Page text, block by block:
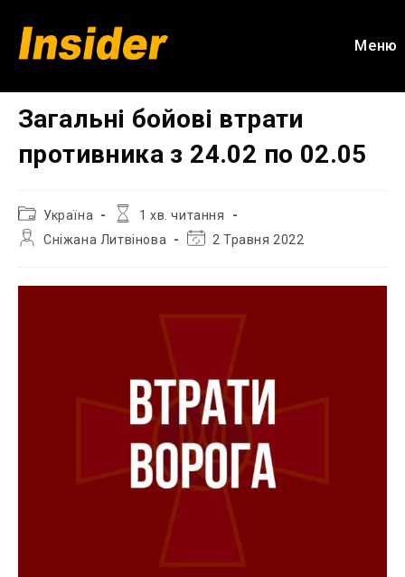
вмісту
Меню
Загальні бойові втрати
противника з 24.02 по 02.05
Категорія
запису:
Україна
Час
1 хв. читання
АвторСніжана Литвінова
Остання2 Травня 2022